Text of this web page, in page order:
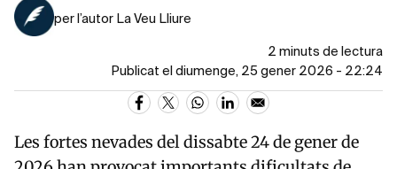
per l’autor La Veu Lliure
2 minuts de lectura
Publicat el diumenge, 25 gener 2026 - 22:24
Les fortes nevades del dissabte 24 de gener de